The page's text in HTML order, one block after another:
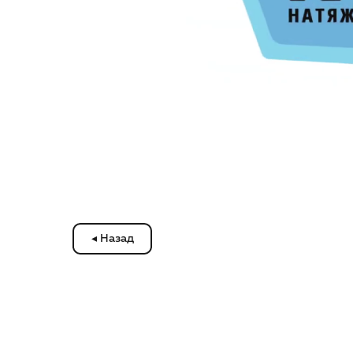
◂ Назад